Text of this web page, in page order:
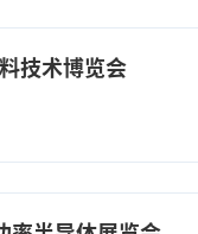
技术博览会